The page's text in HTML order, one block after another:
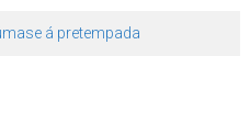
á pretempada